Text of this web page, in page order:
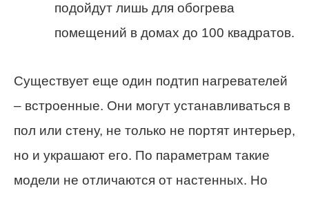
подойдут лишь для обогрева
помещений в домах до 100 квадратов.
Существует еще один подтип нагревателей
– встроенные. Они могут устанавливаться в
пол или стену, не только не портят интерьер,
но и украшают его. По параметрам такие
модели не отличаются от настенных. Но